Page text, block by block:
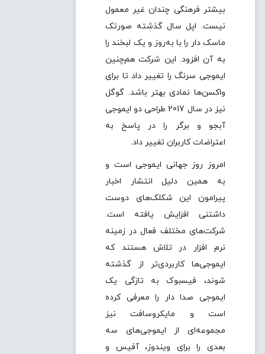
بیشتر فرهنگی چندان غیر معمول
نیست. اپل سال گذشته صورتک
ماسک دار را با به‌روز و یک لبخند را
به آن افزود. این شرکت هم‌چنین
ایموجی سرنگ را تغییر داد تا برای
واکسن‌ها نمادی بهتر باشد. گوگل
نیز در سال 2017 طراحی دو ایموجی
آبجو و برگر را در پاسخ به
اعتراضات کاربران تغییر داد.
امروز روز جهانی ایموجی است و
به همین دلیل انتشار اخبار
پیرامون این شکلک‌های دوست
داشتنی افزایش یافته است.
شرکت‌های مختلف فعال در زمینه
نرم افزار در تلاش هستند که
ایموجی‌ها کاربردی‌تر از گذشته
شوند، فیسبوک به تازگی یک
ایموجی صدا دار را معرفی کرده
است و مایکروسافت نیز
مجموعه‌ای از ایموجی‌های سه
بعدی را برای ویندوز، آفیس و